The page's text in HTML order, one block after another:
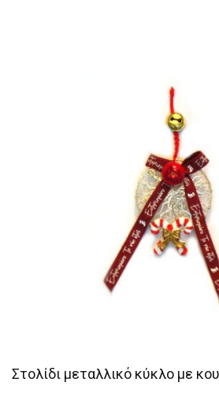
Στολίδι μεταλλικό κύκλο με